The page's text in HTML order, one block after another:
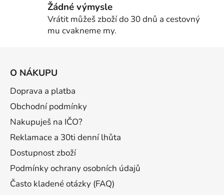
Žádné výmysle
Vrátit můžeš zboží do 30 dnů a cestovný
mu cvakneme my.
O NÁKUPU
Doprava a platba
Obchodní podmínky
Nakupuješ na IČO?
Reklamace a 30ti denní lhůta
Dostupnost zboží
Podmínky ochrany osobních údajů
Často kladené otázky (FAQ)